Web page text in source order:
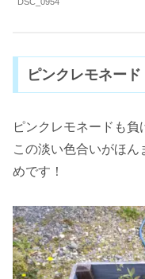
ピンクレモネード
ピンクレモネードも
この淡い色合いがほ
めです！